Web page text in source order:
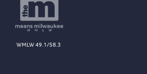
WMLW 49.1/58.3